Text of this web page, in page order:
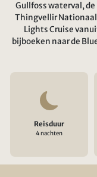
Gullfoss waterval,
Thingvellir Nationaal
Lights Cruise
bijboeken naar de
Reisduur
4 nachten